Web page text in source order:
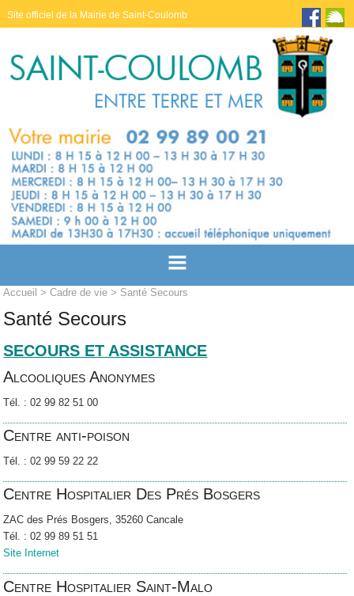
Site officiel de la Mairie de Saint-Coulomb
Accueil >Cadre de vie > Santé Secours
Santé Secours
SECOURS ET ASSISTANCE
Alcooliques Anonymes
Tél. : 02 99 82 51 00
Centre anti-poison
Tél. : 02 99 59 22 22
Centre Hospitalier Des Prés Bosgers
ZAC des Prés Bosgers, 35260 Cancale
Tél. : 02 99 89 51 51
Site Internet
Centre Hospitalier Saint-Malo